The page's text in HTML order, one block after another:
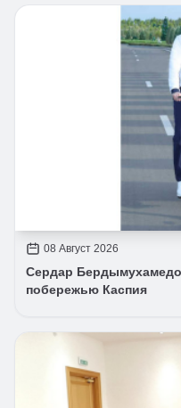
08 Август 2026
Сердар
побережью Каспия